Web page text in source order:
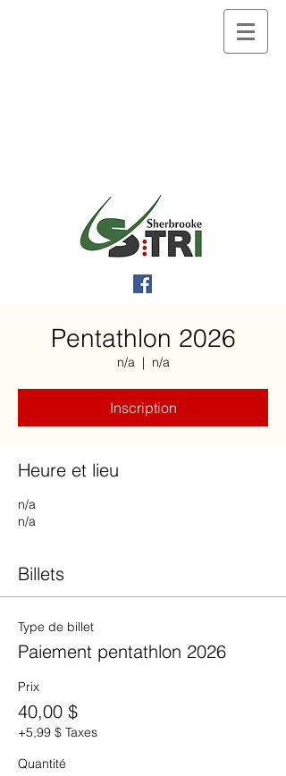
Pentathlon 2026
n/a
  |
n/a
Inscription
Heure et lieu
n/a
n/a
Billets
Type de billet
Paiement pentathlon 2026
Prix
40,00 $
+5,99 $ Taxes
Quantité